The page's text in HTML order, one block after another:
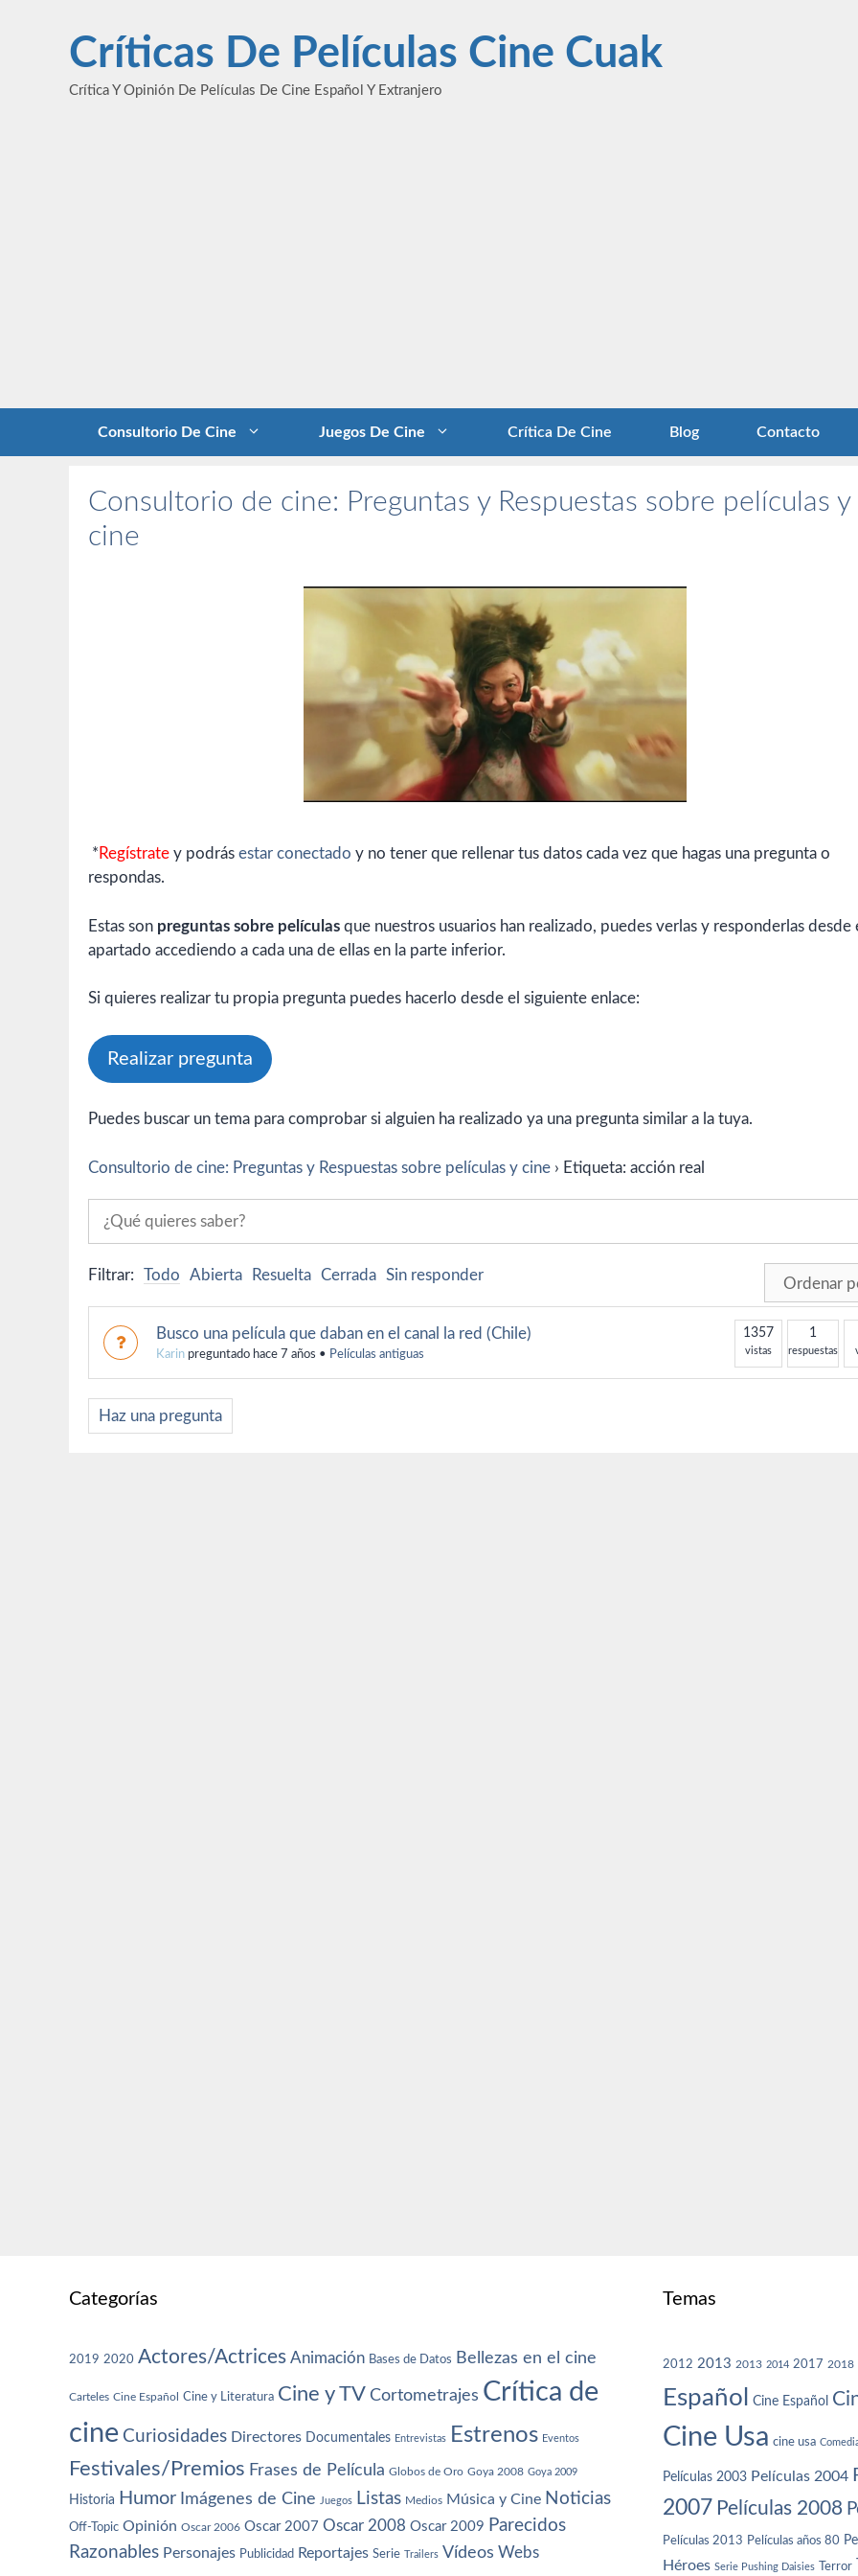
contenidoCríticas De Películas Cine Cuak
Crítica Y Opinión De Películas De Cine Español Y Extranjero
Consultorio De Cine Juegos De Cine Crítica De Cine Blog Contacto
Consultorio de cine: Preguntas y Respuestas sobre películas y
cine
* Regístrate y podrás estar conectado y no tener que rellenar tus datos cada vez que hagas una pregunta o
respondas.
Estas son preguntas sobre películas que nuestros usuarios han realizado, puedes verlas y responderlas desde
apartado accediendo a cada una de ellas en la parte inferior.
Si quieres realizar tu propia pregunta puedes hacerlo desde el siguiente enlace:
Realizar pregunta
Puedes buscar un tema para comprobar si alguien ha realizado ya una pregunta similar a la tuya.
Consultorio de cine: Preguntas y Respuestas sobre películas y cine › Etiqueta: acción real
Filtrar: Todo Abierta Resuelta Cerrada Sin responder
Busco una película que daban en el canal la red (Chile)
Karin preguntado hace 7 años • Películas antiguas
1357
vistas
1
respuestas
Haz una pregunta
Categorías
2019 2020 Actores/Actrices Animación Bases de Datos Bellezas en el cine
Carteles Cine Español Cine y Literatura Cine y TV Cortometrajes Crítica de
cine Curiosidades Directores Documentales Entrevistas Estrenos Eventos
Festivales/Premios Frases de Película Globos de Oro Goya 2008 Goya 2009
Historia Humor Imágenes de Cine Juegos Listas Medios Música y Cine Noticias
Off-Topic Opinión Oscar 2006 Oscar 2007 Oscar 2008 Oscar 2009 Parecidos
Razonables Personajes Publicidad Reportajes Serie Trailers Vídeos Webs
Temas
2012 2013 2013 2014 2017 2018
Español Cine Español
Cine Usa cine usa
Películas 2003 Películas 2004
2007 Películas 2008
Películas 2013 Películas años 80
Héroes Serie Pushing Daisies Terror